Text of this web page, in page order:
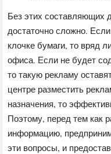
Без этих составляющих
достаточно сложно.
клочке бумаги, то вряд
офиса. Если не будет
то такую рекламу
центре разместить
назначения, то
Поэтому, перед тем как
информацию,
эти вопросы, и